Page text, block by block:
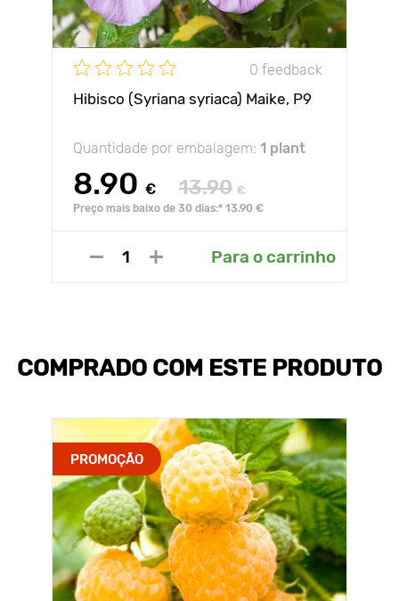
0 feedback
Hibisco (Syriana syriaca) Maike, P9
Quantidade por embalagem: 1 plant
8.90 € 13.90 €
Preço mais baixo de 30 dias:* 13.90 €
Para o carrinho
COMPRADO COM ESTE PRODUTO
PROMOÇÃO